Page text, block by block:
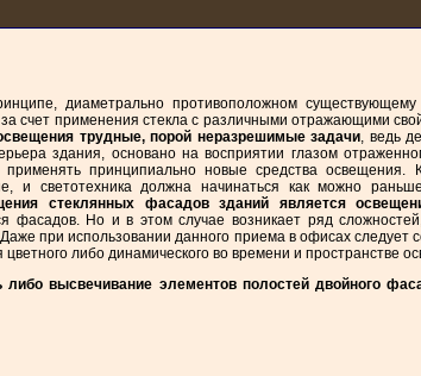
диаметрально противоположном существующему
счет применения стекла с различными отражающими
трудные, порой неразрешимые задачи, ведь
здания, основано на восприятии глазом
принципиально новые средства освещения.
и светотехника должна начинаться как можно
стеклянных фасадов зданий является
фасадов. Но и в этом случае возникает ряд
при использовании данного приема в офисах следует
либо динамического во времени и пространстве
высвечивание элементов полостей двойного